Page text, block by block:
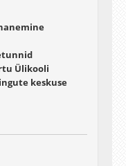
Ülikooli
keskuse